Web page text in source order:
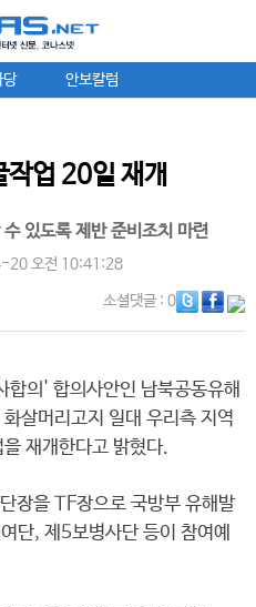
당 안보칼럼
업 20일 재개
있도록 제반 준비조치 마련
20 오전 10:41:28
소셜댓글: 0
의' 합의사안인 남북공동유해
살머리고지 일대 우리측 지역
재개한다고 밝혔다.
장을 TF장으로 국방부 유해발
단, 제5보병사단 등이 참여예